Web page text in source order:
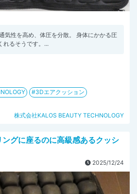
気性を高め、体圧を分散。 身体にかかる圧
れるそうです。...
3Dエアクッション
株式会社KALOS BEAUTY TECHNOLOGY
ングに座るのに高級感あるクッシ
2025/12/24